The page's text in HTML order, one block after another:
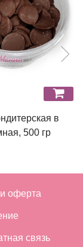
в
500 гр
оферта
связь